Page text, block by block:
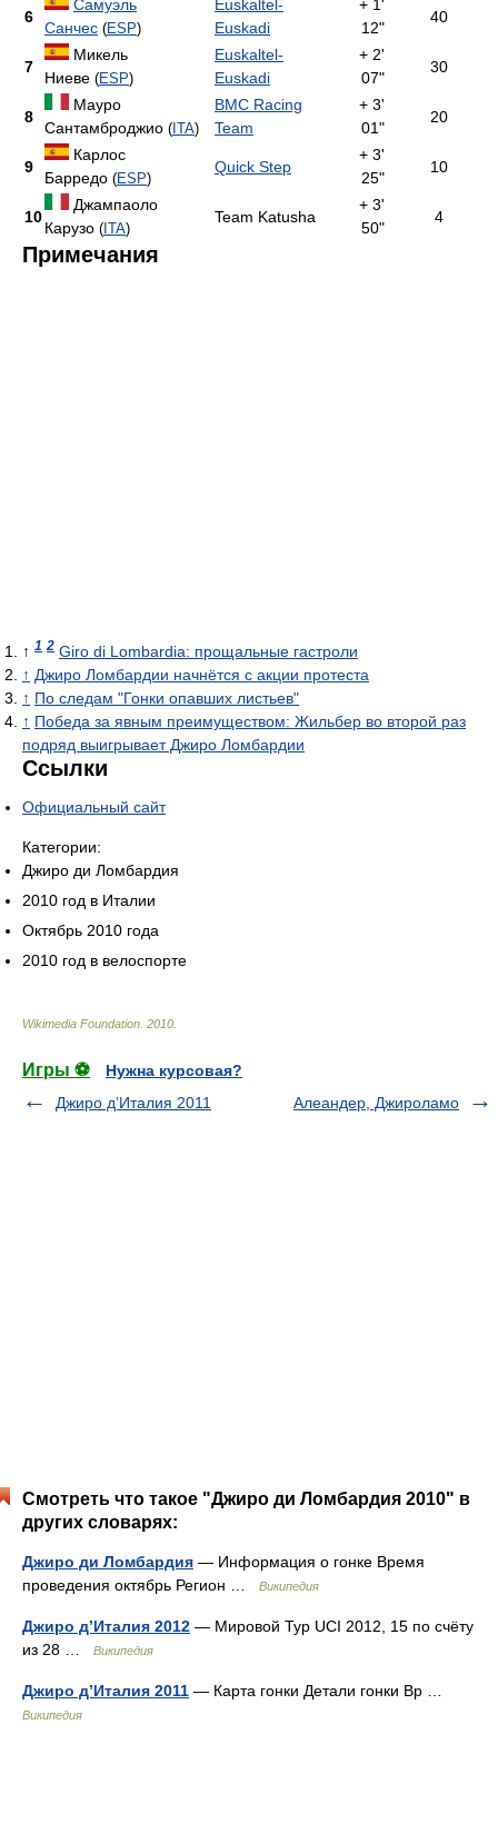
6
Самуэль
Санчес (ESP)
Euskaltel-
Euskadi
+ 1'
12"
40
7
Микель
Ниеве (ESP)
Euskaltel-
Euskadi
+ 2'
07"
30
8
Мауро
Сантамброджио ( ITA)
BMC Racing
Team
+ 3'
01"
20
9
Карлос
Барредо (ESP)
Quick Step
+ 3'
25"
10
10
Джампаоло
Карузо ( ITA)
Team Katusha
+ 3'
50"
4
Примечания
↑ 1 2 Giro di Lombardia: прощальные гастроли
↑ Джиро Ломбардии начнётся с акции протеста
↑ По следам "Гонки опавших листьев"
↑ Победа за явным преимуществом: Жильбер во второй раз
подряд выигрывает Джиро Ломбардии
Ссылки
Официальный сайт
Категории:
Джиро ди Ломбардия
2010 год в Италии
Октябрь 2010 года
2010 год в велоспорте
Wikimedia Foundation 2010
Игры ⚽
Нужна курсовая?
Джиро д’Италия 2011
Алеандер, Джироламо
Смотреть что такое "Джиро ди Ломбардия 2010" в
других словарях:
Джиро ди Ломбардия — Информация о гонке Время
проведения октябрь Регион …
Википедия
Джиро д’Италия 2012 — Мировой Тур UCI 2012, 15 по счёту
из 28 …
Википедия
Джиро д’Италия 2011 — Карта гонки Детали гонки Вр …
Википедия